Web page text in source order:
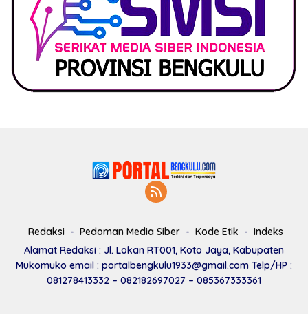
Redaksi Pedoman Media Siber Kode Etik
Indeks
Alamat Redaksi : Jl. Lokan RT001, Koto Jaya, Kabupaten
Mukomuko email : portalbengkulu1933@gmail.com Telp/HP :
081278413332 – 082182697027 – 085367333361